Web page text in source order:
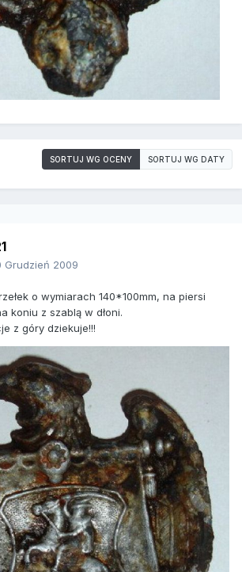
SORTUJ WG OCENY SORTUJ WG DATY
Grudzień 2009
o wymiarach 140*100mm, na piersi
koniu z szablą w dłoni.
z góry dziekuje!!!